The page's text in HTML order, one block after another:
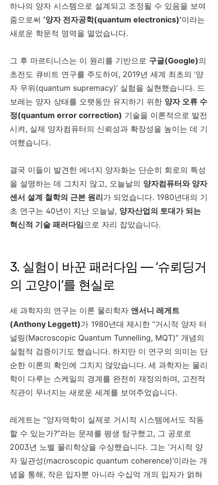
하나의 양자 시스템으로 설계되고 조정될 수 있음을 보여
줌으로써 ‘양자 전자공학(quantum electronics)’이라는
새로운 학문적 영역을 열었습니다.
그 후 마르티니스는 이 원리를 기반으로 구글(Google)의
초전도 큐비트 연구를 주도하여, 2019년 세계 최초의 ‘양
자 우위(quantum supremacy)’ 실험을 실현했습니다. 드
보레는 양자 상태를 오랫동안 유지하기 위한 양자 오류 수
정(quantum error correction) 기술을 이론적으로 발전
시켜, 실제 양자컴퓨터의 신뢰성과 확장성을 높이는 데 기
여했습니다.
결국 이들이 발견한 에너지 양자화는 단순히 회로의 특성
을 설명하는 데 그치지 않고, 오늘날의 양자컴퓨터와 양자
센서 설계 철학의 근본 원리가 되었습니다. 1980년대의 기
초 연구는 40년이 지난 오늘날, 양자산업의 토대가 되는
혁신적 기술 패러다임으로 자리 잡았습니다.
3. 실험이 바꾼 패러다임 — ‘슈뢰딩거
의 고양이’를 현실로
세 과학자의 연구는 이론 물리학자 앤서니 레게트
(Anthony Leggett)가 1980년대 제시한 “거시적 양자 터
널링(Macroscopic Quantum Tunnelling, MQT)” 개념의
실험적 검증이기도 했습니다. 하지만 이 연구의 의미는 단
순한 이론의 확인에 그치지 않았습니다. 세 과학자는 물리
학이 다루는 스케일의 경계를 완전히 재정의하며, 고전적
직관이 무너지는 새로운 세계를 보여주었습니다.
레게트는 “양자역학이 실제로 거시적 시스템에서도 작동
할 수 있는가?”라는 문제를 평생 탐구했고, 그 공로로
2003년 노벨 물리학상을 수상했습니다. 그는 ‘거시적 양
자 일관성(macroscopic quantum coherence)’이라는 개
념을 통해, 작은 입자뿐 아니라 수십억 개의 입자가 얽혀